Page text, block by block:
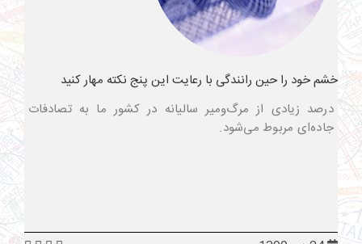
خشم خود را حین رانندگی با رعایت این پنج نکته مهار کنید
درصد زیادی از مرگ‌ومیر سالیانه در کشور ما به تصادفات
جاده‌ای مربوط می‌شود.